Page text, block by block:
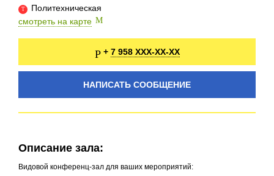
Политехническая
смотреть на карте
+ 7 958 XXX-XX-XX
НАПИСАТЬ СООБЩЕНИЕ
Описание зала:
Видовой конференц-зал для ваших мероприятий: